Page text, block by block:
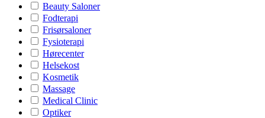
Beauty Saloner
Fodterapi
Frisørsaloner
Fysioterapi
Hørecenter
Helsekost
Kosmetik
Massage
Medical Clinic
Optiker